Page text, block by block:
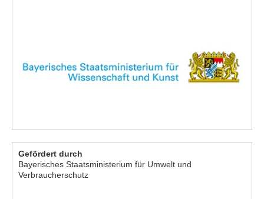
Gefördert durch
Bayerisches Staatsministerium für Umwelt und
Verbraucherschutz